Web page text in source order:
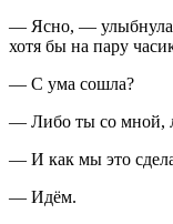
— Ясно, —
хотя бы на пару
— С ума сошла?
— Либо ты со мной,
— И как мы это
— Идём.